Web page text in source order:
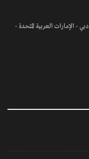
- الإمارات العربية المتحدة -